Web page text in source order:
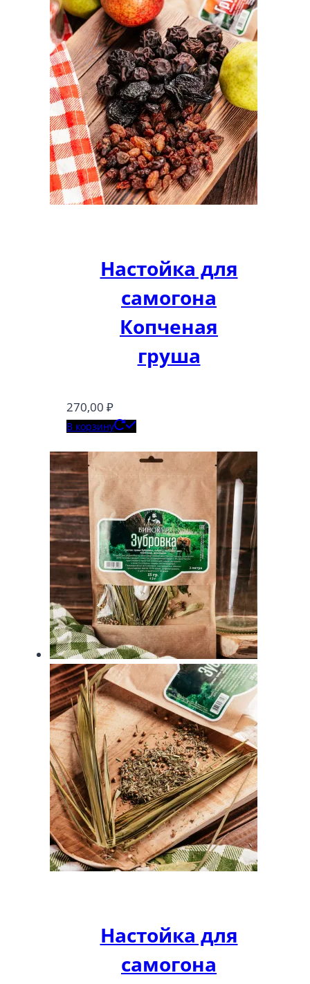
Настойка для
самогона
Копченая
груша
270,00 ₽
В корзину
Настойка для
самогона